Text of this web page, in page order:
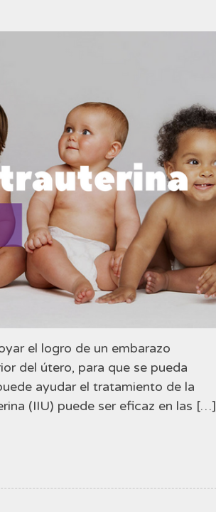
el logro de un embarazo
del útero, para que se pueda
ayudar el tratamiento de la
(IIU) puede ser eficaz en las […]